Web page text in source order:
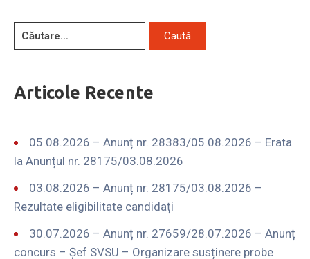
Articole Recente
05.08.2026 – Anunț nr. 28383/05.08.2026 – Erata
la Anunțul nr. 28175/03.08.2026
03.08.2026 – Anunț nr. 28175/03.08.2026 –
Rezultate eligibilitate candidați
30.07.2026 – Anunț nr. 27659/28.07.2026 – Anunț
concurs – Șef SVSU – Organizare susținere probe